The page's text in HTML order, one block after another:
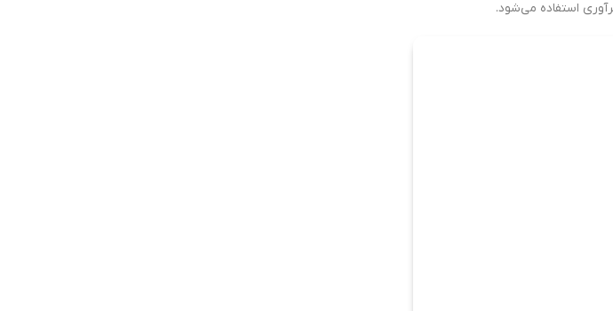
استفاده می‌شود.